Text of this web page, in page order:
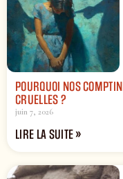
POURQUOI NOS
CRUELLES ?
juin 7, 2026
LIRE LA SUITE »